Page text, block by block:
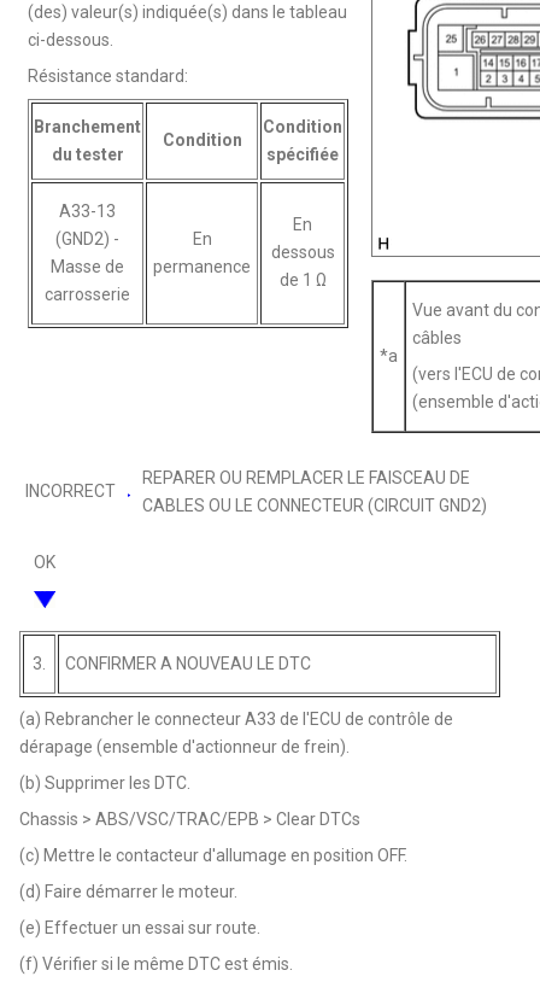
(des) valeur(s) indiquée(s) dans le tableau
ci-dessous.
Résistance standard:
Branchement
du tester
Condition
Condition
spécifiée
A33-13
(GND2) -
Masse de
carrosserie
En
permanence
En
dessous
de 1 Ω
*a
Vue avant du
câbles
(vers l'ECU de
(ensemble
INCORRECT
REPARER OU REMPLACER LE FAISCEAU DE
CABLES OU LE CONNECTEUR (CIRCUIT GND2)
OK
3. CONFIRMER A NOUVEAU LE DTC
(a) Rebrancher le connecteur A33 de l'ECU de contrôle de
dérapage (ensemble d'actionneur de frein).
(b) Supprimer les DTC.
Chassis > ABS/VSC/TRAC/EPB > Clear DTCs
(c) Mettre le contacteur d'allumage en position OFF.
(d) Faire démarrer le moteur.
(e) Effectuer un essai sur route.
(f) Vérifier si le même DTC est émis.